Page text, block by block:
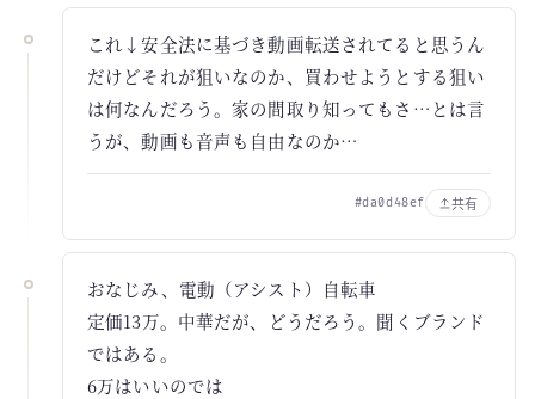
これ↓安全法に基づき動画転送されてると思うん
だけどそれが狙いなのか、買わせようとする狙い
は何なんだろう。家の間取り知ってもさ…とは言
うが、動画も音声も自由なのか…
#da0d48ef 共有
おなじみ、電動（アシスト）自転車
定価13万。中華だが、どうだろう。聞くブランド
ではある。
6万はいいのでは